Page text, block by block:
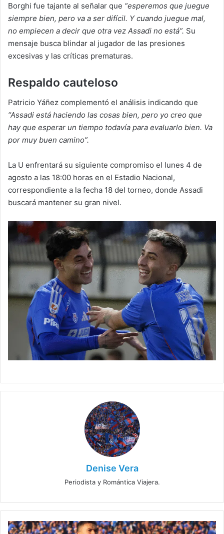
Borghi fue tajante al señalar que “esperemos que juegue
siempre bien, pero va a ser difícil. Y cuando juegue mal,
no empiecen a decir que otra vez Assadi no está”. Su
mensaje busca blindar al jugador de las presiones
excesivas y las críticas prematuras.
Respaldo cauteloso
Patricio Yáñez complementó el análisis indicando que
“Assadi está haciendo las cosas bien, pero yo creo que
hay que esperar un tiempo todavía para evaluarlo bien. Va
por muy buen camino”.
La U enfrentará su siguiente compromiso el lunes 4 de
agosto a las 18:00 horas en el Estadio Nacional,
correspondiente a la fecha 18 del torneo, donde Assadi
buscará mantener su gran nivel.
Denise Vera
Periodista y Romántica Viajera.
Álvarez